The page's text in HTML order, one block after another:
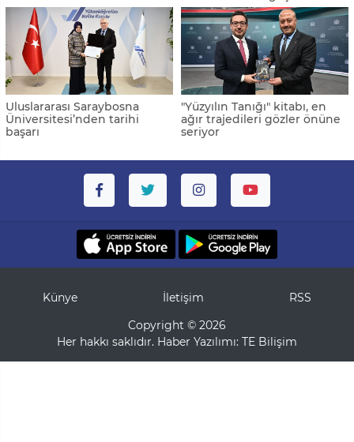
Uluslararası Saraybosna
Üniversitesi’nden tarihi
başarı
"Yüzyılın Tanığı" kitabı, en
ağır trajedileri gözler önüne
seriyor
Künye İletişim
RSS
Copyright © 2026
Her hakkı saklıdır. Haber Yazılımı: TE Bilişim